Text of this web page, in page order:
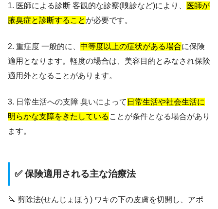
1. 医師による診断 客観的な診察(嗅診など)により、
医師が
腋臭症と診断すること が必要です。
2. 重症度 一般的に、 中等度以上の症状がある場合に保険
適用となります。軽度の場合は、美容目的とみなされ保険
適用外となることがあります。
3. 日常生活への支障 臭いによって 日常生活や社会生活に
明らかな支障をきたしている ことが条件となる場合があり
ます。
✅ 保険適用される主な治療法
🔪 剪除法(せんじょほう) ワキの下の皮膚を切開し、アポ